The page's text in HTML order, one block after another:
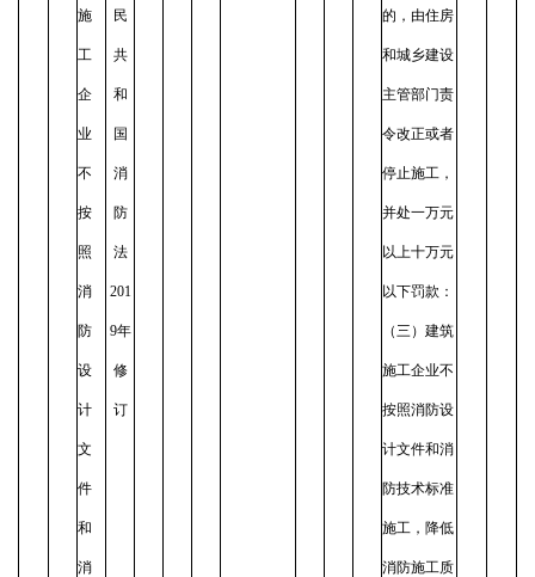
施
工
企
业
不
按
照
消
防
设
计
文
件
和
消
民
共
和
国
消
防
法
201
9年
修
订
的，由住房
和城乡建设
主管部门责
令改正或者
停止施工，
并处一万元
以上十万元
以下罚款：
（三）建筑
施工企业不
按照消防设
计文件和消
防技术标准
施工，降低
消防施工质